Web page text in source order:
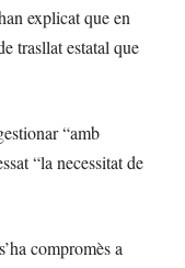
explicat que en
trasllat estatal que
“amb
“la necessitat de
compromès a